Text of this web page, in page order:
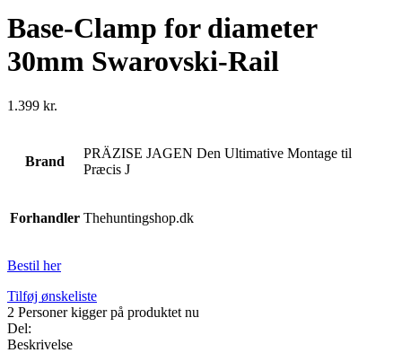
Base-Clamp for diameter
30mm Swarovski-Rail
1.399 kr.
Brand
PRÄZISE JAGEN Den Ultimative Montage til
Præcis J
Forhandler Thehuntingshop.dk
Bestil her
Tilføj ønskeliste
2 Personer kigger på produktet nu
Del:
Beskrivelse